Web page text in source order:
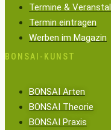
Termine &
Termin eintragen
Werben im Magazin
BONSAI-KUNST
BONSAI Arten
BONSAI Theorie
BONSAI Praxis